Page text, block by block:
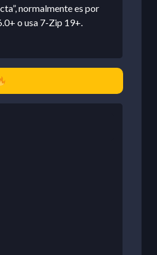
normalmente es por
o usa 7-Zip 19+.